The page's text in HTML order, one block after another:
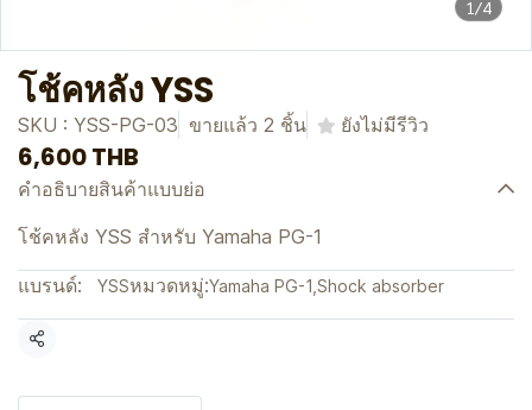
1/4
โช้คหลัง YSS
SKU : YSS-PG-03 ขายแล้ว 2 ชิ้น ยังไม่มีรีวิว
6,600 THB
คำอธิบายสินค้าแบบย่อ
โช้คหลัง YSS สำหรับ Yamaha PG-1
แบรนด์: YSSหมวดหมู่:Yamaha PG-1 Shock absorber
แชร์